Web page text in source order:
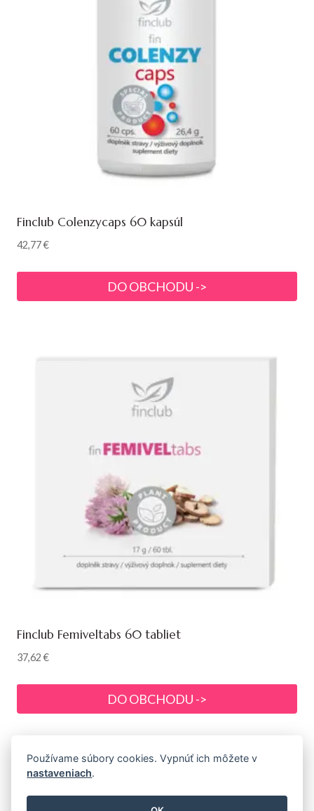
Finclub Colenzycaps 60 kapsúl
42,77€
DO OBCHODU ->
Finclub Femiveltabs 60 tabliet
37,62€
DO OBCHODU ->
Používame súbory cookies. Vypnúť ich môžete v
nastaveniach.